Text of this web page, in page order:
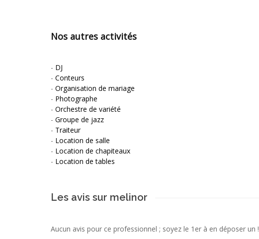
Nos autres activités
- DJ
- Conteurs
- Organisation de mariage
- Photographe
- Orchestre de variété
- Groupe de jazz
- Traiteur
- Location de salle
- Location de chapiteaux
- Location de tables
Les avis sur melinor
Aucun avis pour ce professionnel ; soyez le 1er à en déposer un !